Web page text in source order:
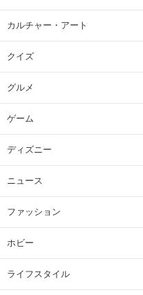
カルチャー・アート
クイズ
グルメ
ゲーム
ディズニー
ニュース
ファッション
ホビー
ライフスタイル